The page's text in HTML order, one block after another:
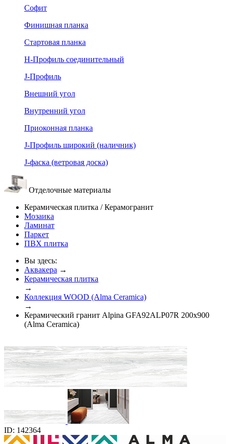
Софит
Финишная планка
Стартовая планка
Н-Профиль соединительный
J-Профиль
Внешний угол
Внутренний угол
Приоконная планка
J-Профиль широкий (наличник)
J-фаска (ветровая доска)
Отделочные материалы
Керамическая плитка / Керамогранит
Мозаика
Ламинат
Паркет
ПВХ плитка
Вы здесь:
Аквакера →
Керамическая плитка
→
Коллекция WOOD (Alma Ceramica)
→
Керамический гранит Alpina GFA92ALP07R 200x900
(Alma Ceramica)
ID: 142364